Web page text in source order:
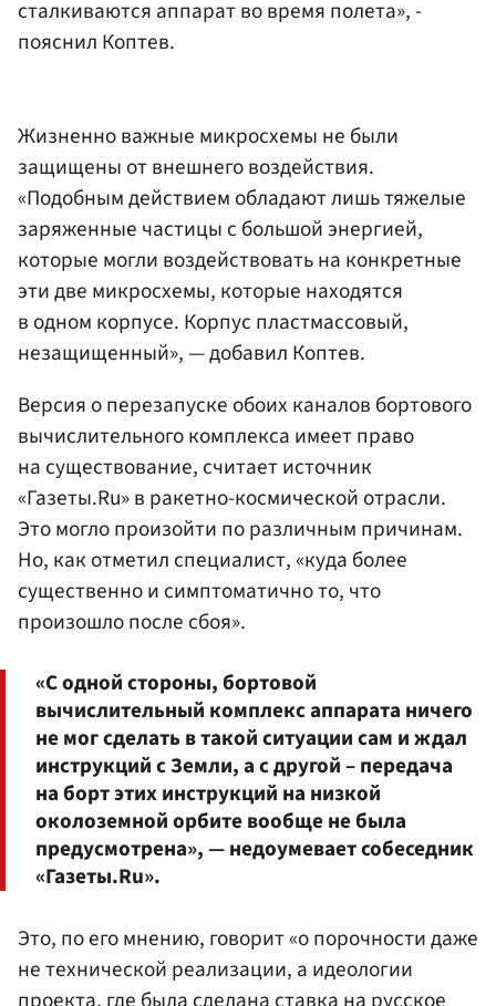
сталкиваются аппарат во время полета», -
пояснил Коптев.
Жизненно важные микросхемы не были
защищены от внешнего воздействия.
«Подобным действием обладают лишь тяжелые
заряженные частицы с большой энергией,
которые могли воздействовать на конкретные
эти две микросхемы, которые находятся
в одном корпусе. Корпус пластмассовый,
незащищенный», — добавил Коптев.
Версия о перезапуске обоих каналов бортового
вычислительного комплекса имеет право
на существование, считает источник
«Газеты.Ru» в ракетно-космической отрасли.
Это могло произойти по различным причинам.
Но, как отметил специалист, «куда более
существенно и симптоматично то, что
произошло после сбоя».
«С одной стороны, бортовой
вычислительный комплекс аппарата ничего
не мог сделать в такой ситуации сам и ждал
инструкций с Земли, а с другой – передача
на борт этих инструкций на низкой
околоземной орбите вообще не была
предусмотрена», — недоумевает собеседник
«Газеты.Ru».
Это, по его мнению, говорит «о порочности даже
не технической реализации, а идеологии